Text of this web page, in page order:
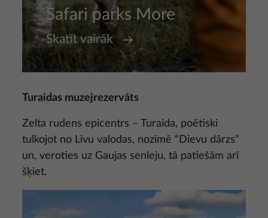
Safari parks More
Skatīt vairāk
Turaidas muzejrezervāts
Zelta rudens epicentrs – Turaida, poētiski
tulkojot no Līvu valodas, nozīmē “Dievu dārzs”
un, veroties uz Gaujas senleju, tā patiešām arī
šķiet.